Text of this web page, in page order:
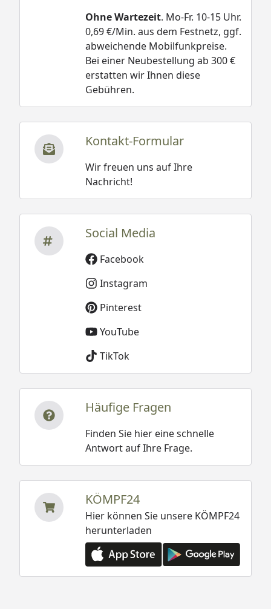
gebunden 50 bis 100
Neuschnee stark
gebunden 100 bis 200
Altschnee trocken
Altschnee feucht
nass 300 bis 500
kg/m³
bei Altschnee:
500 kg/m³ x 0,2 m =
100 kg /m²
Sie können natürlich sowohl dieses, als auch alle
Konstruktionen, ideal als Terrassenüberdachung
Optionale Erweiterungen (siehe Reiter "Zubehör"):
Seitenwände
Kantenstoßschutz
Ximax Carport Portoforte Y-Ausführung
Abmessungen
Ohne Wartezeit. Mo-Fr. 10-15 Uhr.
0,69 €/Min. aus dem Festnetz, ggf.
abweichende Mobilfunkpreise.
Bei einer Neubestellung ab 300 €
erstatten wir Ihnen diese
Gebühren.
Kontakt-Formular
Wir freuen uns auf Ihre
Nachricht!
Social Media
Facebook
Instagram
Pinterest
YouTube
TikTok
Häufige Fragen
Finden Sie hier eine schnelle
Antwort auf Ihre Frage.
KÖMPF24
Hier können Sie unsere KÖMPF24
herunterladen